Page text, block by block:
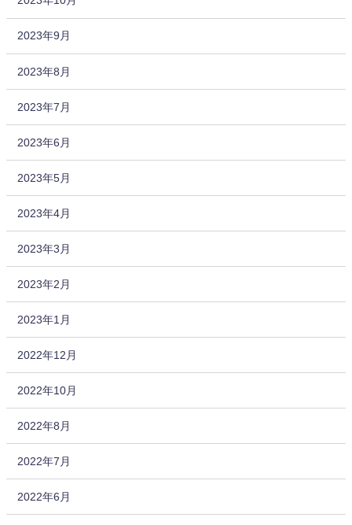
2023年9月
2023年8月
2023年7月
2023年6月
2023年5月
2023年4月
2023年3月
2023年2月
2023年1月
2022年12月
2022年10月
2022年8月
2022年7月
2022年6月